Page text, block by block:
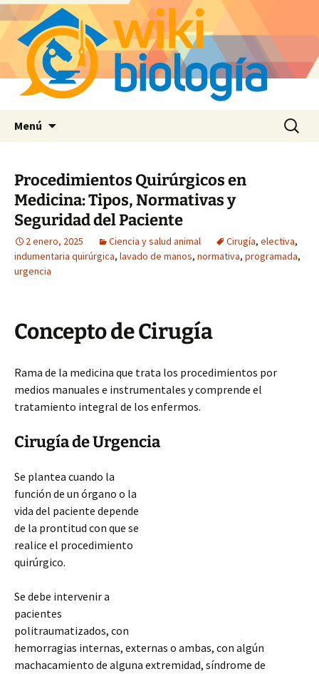
Menú Buscar:
Procedimientos Quirúrgicos en
Medicina: Tipos, Normativas y
Seguridad del Paciente
2 enero, 2025 Ciencia y salud animal Cirugía, electiva,
indumentaria quirúrgica, lavado de manos, normativa, programada,
urgencia
Concepto de Cirugía
Rama de la medicina que trata los procedimientos por
medios manuales e instrumentales y comprende el
tratamiento integral de los enfermos.
Cirugía de Urgencia
Se plantea cuando la
función de un órgano o la
vida del paciente depende
de la prontitud con que se
realice el procedimiento
quirúrgico.
Se debe intervenir a
pacientes
politraumatizados, con
hemorragias internas, externas o ambas, con algún
machacamiento de alguna extremidad, síndrome de